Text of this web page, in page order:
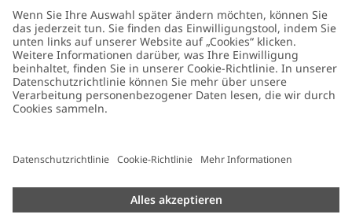
FAQ
Barrierefreiheit
Datenschutzrichtlinie
Cookie-Richtlinie
Größenratgeber
Über Newbie
Nachhaltigkeit
Impressum
Presse
Germany Standort ändern
Cookies